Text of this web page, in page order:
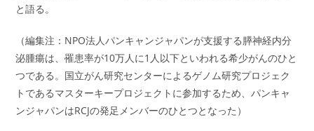
と語る。
（編集注：NPO法人パンキャンジャパンが支援する膵神経内分
泌腫瘍は、罹患率が10万人に1人以下といわれる希少がんのひと
つである。国立がん研究センターによるゲノム研究プロジェク
トであるマスターキープロジェクトに参加するため、パンキャ
ンジャパンはRCJの発足メンバーのひとつとなった）